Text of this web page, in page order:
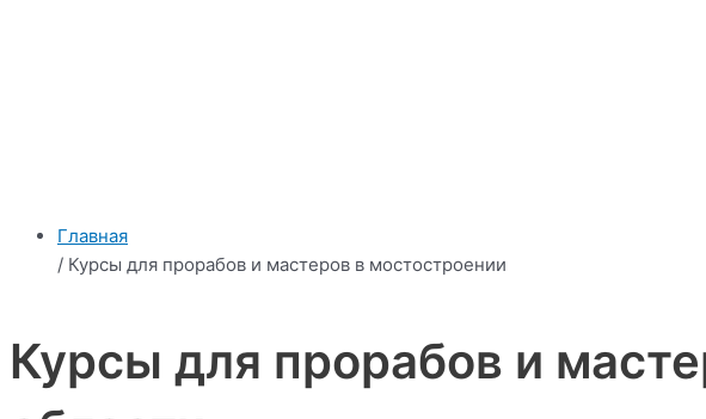
Главная
/ Курсы для прорабов и мастеров в мостостроении
Курсы для прорабов и